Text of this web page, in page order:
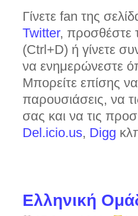
Γίνετε fan της
Twitter, προσθέστε
(Ctrl+D) ή γίνετε
να ενημερώνεστε
Μπορείτε επίσης
παρουσιάσεις, να
σας και να τις
Del.icio.us, Digg
Ελληνική